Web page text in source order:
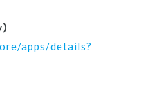
apps/details?